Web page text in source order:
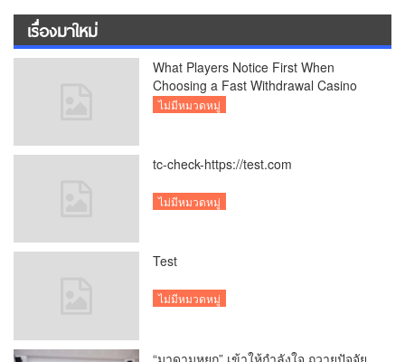
เรื่องมาใหม่
What Players Notice First When
Choosing a Fast Withdrawal Casino
UK
ไม่มีหมวดหมู่
tc-check-https://test.com
ไม่มีหมวดหมู่
Test
ไม่มีหมวดหมู่
“มาดามหยก” เข้าให้กำลังใจ ถวายปัจจัย